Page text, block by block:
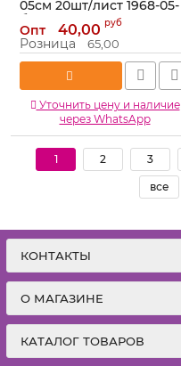
05см 20шт/лист 1968-05-
бел-Ж
Артикул: 1968-05-бел-Ж
Опт 40,00 руб
Розница 65,00
Уточнить цену и наличие
через WhatsApp
1 2 3
все
КОНТАКТЫ
О МАГАЗИНЕ
КАТАЛОГ ТОВАРОВ